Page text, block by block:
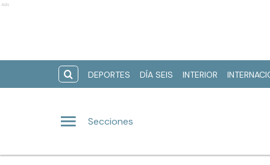
Ads
DEPORTES DÍA SEIS INTERIOR
Secciones